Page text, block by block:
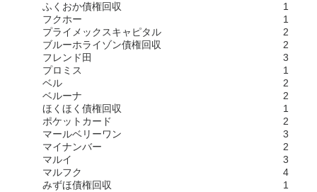
ふくおか債権回収
1
フクホー
1
プライメックスキャピタル
2
ブルーホライゾン債権回収
2
フレンド田
3
プロミス
1
ベル
2
ベルーナ
2
ほくほく債権回収
1
ポケットカード
2
マールベリーワン
3
マイナンバー
2
マルイ
3
マルフク
4
みずほ債権回収
1